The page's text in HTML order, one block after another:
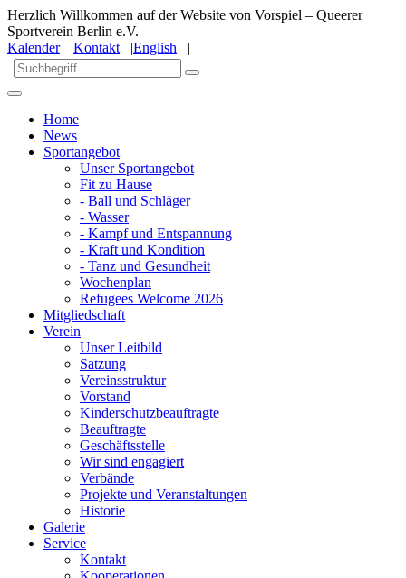
Herzlich Willkommen auf der Website von Vorspiel – Queerer
Sportverein Berlin e.V.
Kalender|Kontakt |English |
Home
News
Sportangebot
Unser Sportangebot
Fit zu Hause
- Ball und Schläger
- Wasser
- Kampf und Entspannung
- Kraft und Kondition
- Tanz und Gesundheit
Wochenplan
Refugees Welcome 2026
Mitgliedschaft
Verein
Unser Leitbild
Satzung
Vereinsstruktur
Vorstand
Kinderschutzbeauftragte
Beauftragte
Geschäftsstelle
Wir sind engagiert
Verbände
Projekte und Veranstaltungen
Historie
Galerie
Service
Kontakt